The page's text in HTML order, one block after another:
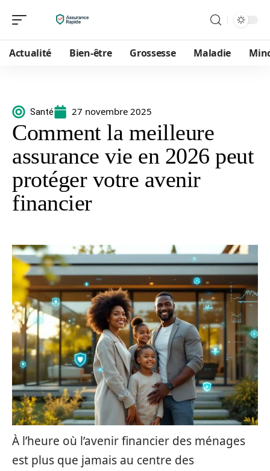
Actualité Bien-être Grossesse Maladie
Santé 27 novembre 2025
Comment la meilleure
assurance vie en 2026 peut
protéger votre avenir
financier
À l’heure où l’avenir financier des ménages
est plus que jamais au centre des